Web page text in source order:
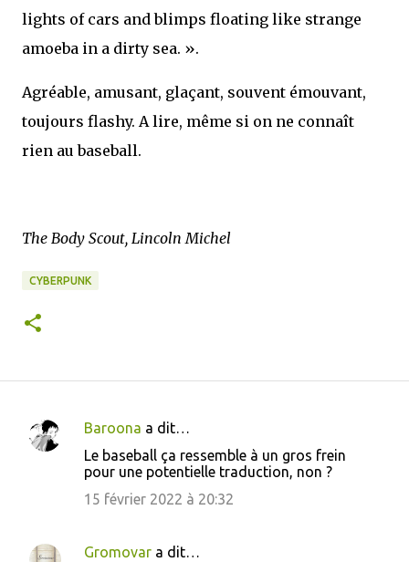
lights of cars and blimps floating like strange
amoeba in a dirty sea. ».
Agréable, amusant, glaçant, souvent émouvant,
toujours flashy. A lire, même si on ne connaît
rien au baseball.
The Body Scout, Lincoln Michel
CYBERPUNK
C
e
Baroona a dit…
Le baseball ça ressemble à un gros frein
pour une potentielle traduction, non ?
15 février 2022 à 20:32
Gromovar a dit…